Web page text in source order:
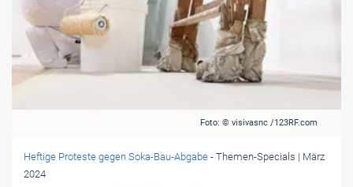
Foto: © visivasnc /123RF.com
Heftige Proteste gegen Soka-Bau-Abgabe - Themen-Specials | März
2024